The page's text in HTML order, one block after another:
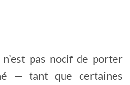
pas nocif de porter
— tant que certaines